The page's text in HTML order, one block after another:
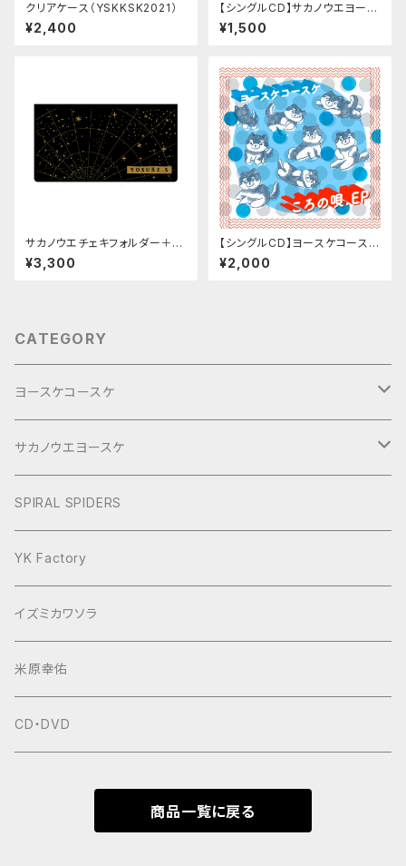
クリアケース（YSKKSK2021）
¥2,400
【シングルCD】サカノウエヨース
ケ「Anthology Vol.1」
¥1,500
サカノウエチェキフォルダー＋チ
ェキ1枚
¥3,300
【シングルCD】ヨースケコースケ
「ころの唄.ep」
¥2,000
CATEGORY
ヨースケコースケ
ぶらり旅2017Short
サカノウエヨースケ
ヨースケNIGHT
SPIRAL SPIDERS
YK Factory
イズミカワソラ
米原幸佑
CD・DVD
商品一覧に戻る